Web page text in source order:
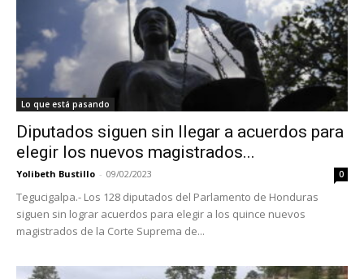
Lo que está pasando
Diputados siguen sin llegar a acuerdos para
elegir los nuevos magistrados...
Yolibeth Bustillo - 09/02/2023 0
Tegucigalpa.- Los 128 diputados del Parlamento de Honduras
siguen sin lograr acuerdos para elegir a los quince nuevos
magistrados de la Corte Suprema de...